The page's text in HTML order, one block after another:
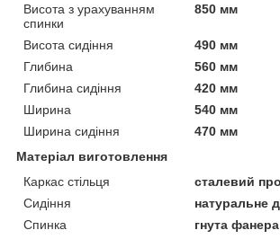
Висота з урахуванням
спинки
850 мм
Висота сидіння
490 мм
Глибина
560 мм
Глибина сидіння
420 мм
Ширина
540 мм
Ширина сидіння
470 мм
Матеріал виготовлення
Каркас стільця
сталевий
Сидіння
натуральне
Спинка
гнута фанера